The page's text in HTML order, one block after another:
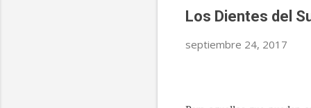
Los Dientes del
septiembre 24, 2017